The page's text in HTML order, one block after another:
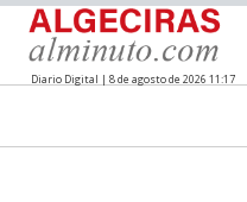
Diario Digital | 8 de agosto de 2026 11:17